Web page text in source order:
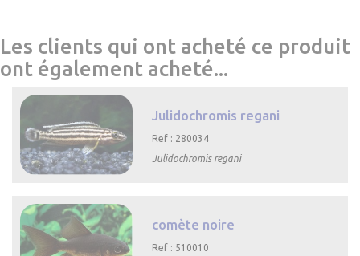
Les clients qui ont acheté ce produit
ont également acheté...
Julidochromis regani
Ref : 280034
Julidochromis regani
comète noire
Ref : 510010